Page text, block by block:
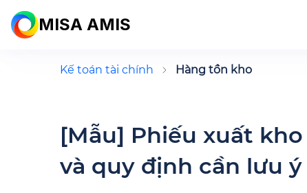
MISA AMIS
Kế toán tài chính Hàng tồn kho
[Mẫu] Phiếu xuất
và quy định cần lưu ý